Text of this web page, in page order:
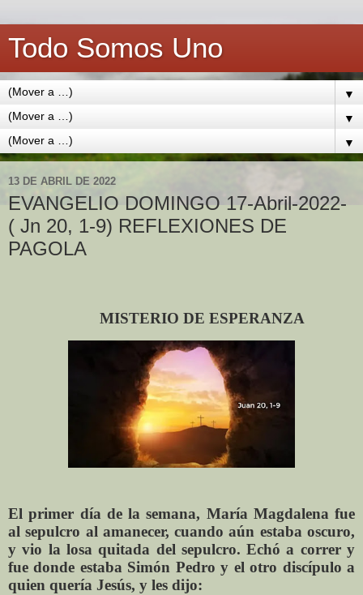
Todo Somos Uno
▼
▼
▼
13 DE ABRIL DE 2022
EVANGELIO DOMINGO 17-Abril-2022-
( Jn 20, 1-9) REFLEXIONES DE
PAGOLA
MISTERIO DE ESPERANZA
El primer día de la semana, María Magdalena fue
al sepulcro al amanecer, cuando aún estaba oscuro,
y vio la losa quitada del sepulcro. Echó a correr y
fue donde estaba Simón Pedro y el otro discípulo a
quien quería Jesús, y les dijo: